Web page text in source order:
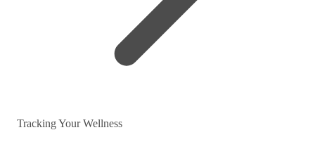
Tracking Your Wellness